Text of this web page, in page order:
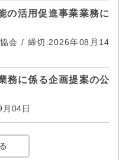
の活用促進事業業務に
会 / 締切:2026年08月14
務に係る企画提案の公
04日